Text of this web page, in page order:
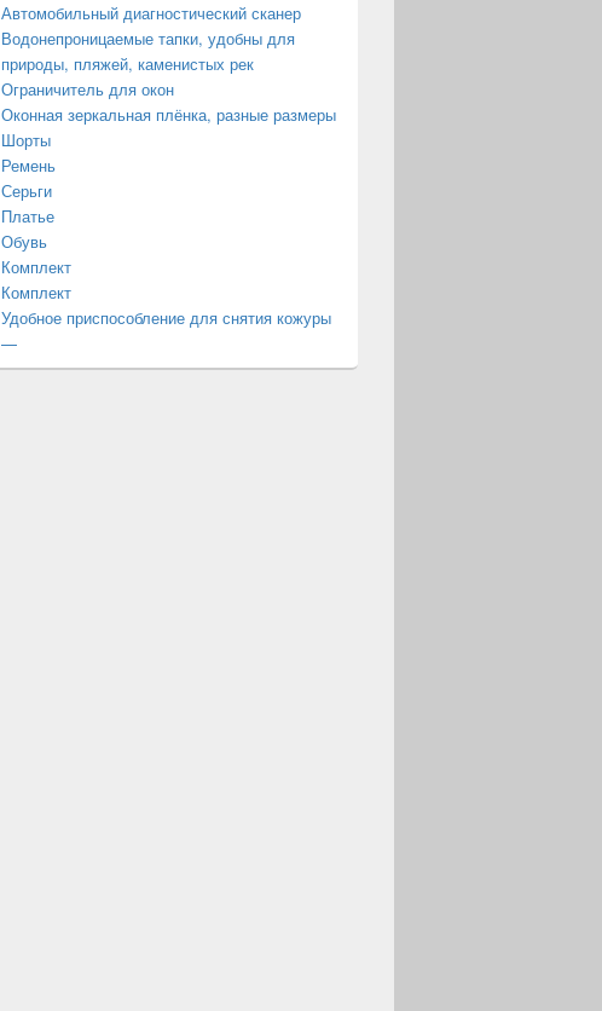
Автомобильный диагностический сканер
Водонепроницаемые тапки, удобны для
природы, пляжей, каменистых рек
Ограничитель для окон
Оконная зеркальная плёнка, разные размеры
Шорты
Ремень
Серьги
Платье
Обувь
Комплект
Комплект
Удобное приспособление для снятия кожуры
—